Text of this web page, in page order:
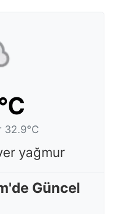
32.9°C
yağmur
Güncel